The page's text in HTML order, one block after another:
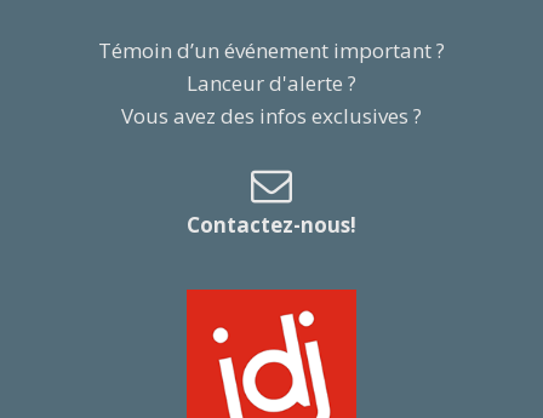
Témoin d’un événement important ?
Lanceur d'alerte ?
Vous avez des infos exclusives ?
Contactez-nous!